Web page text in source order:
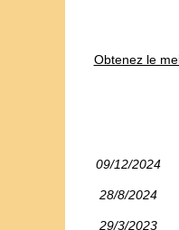
Obtenez le
09/12/2024
28/8/2024
29/3/2023